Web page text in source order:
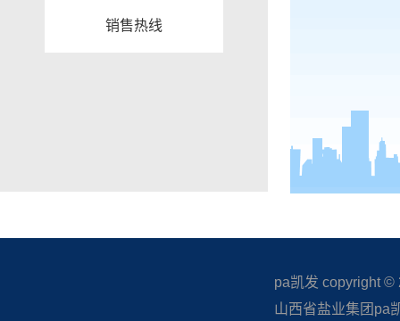
销售热线
pa凯发 copyright ©
山西省盐业集团pa